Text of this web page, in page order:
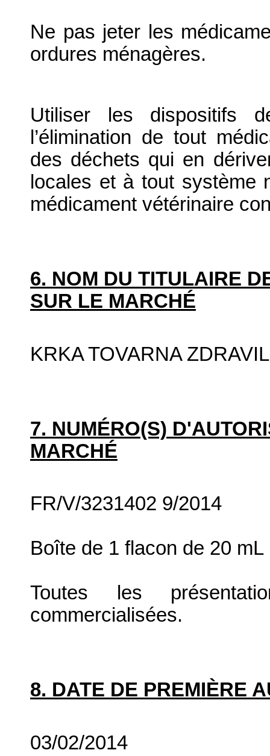
Ne pas jeter les
ordures ménagères.
Utiliser les dispositifs
l’élimination de tout
des déchets qui en
locales et à tout système
médicament vétérinaire
6. NOM DU TITULAIRE
SUR LE MARCHÉ
KRKA TOVARNA
7. NUMÉRO(S)
MARCHÉ
FR/V/3231402 9/2014
Boîte de 1 flacon de 20 mL
Toutes les
commercialisées.
8. DATE DE PREMIÈRE
03/02/2014